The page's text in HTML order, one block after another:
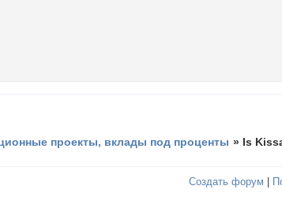
проекты, вклады под проценты » Is
Создать форум